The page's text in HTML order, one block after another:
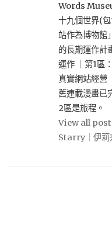
Words
十九個世界(
站作為博物館
的長期運作計
運作 ｜第1區
真實網站經營
舊連載漫畫已
2區是旅程。
View all
Starry｜伊莉